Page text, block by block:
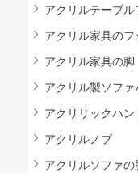
アクリルテーブル
アクリル家具のフ
アクリル家具の脚
アクリル製ソフ
アクリリックハン
アクリルノブ
アクリルソファの